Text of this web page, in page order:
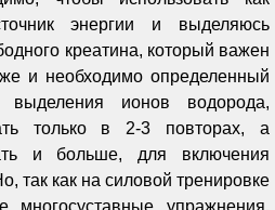
энергии и выделяюсь
креатина, который важен
и необходимо определенный
выделения ионов водорода,
только в 2-3 повторах, а
и больше, для включения
так как на силовой тренировке
многосуставные упражнения,